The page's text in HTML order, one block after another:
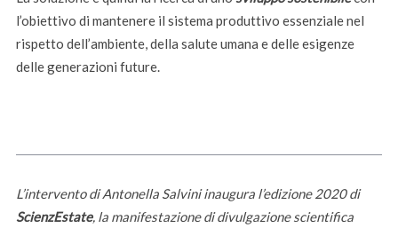
l’obiettivo di mantenere il sistema produttivo essenziale nel
rispetto dell’ambiente, della salute umana e delle esigenze
delle generazioni future.
L’intervento di Antonella Salvini inaugura l’edizione 2020 di
ScienzEstate, la manifestazione di divulgazione scientifica